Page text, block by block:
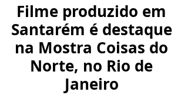
Filme produzido em
Santarém é destaque
na Mostra Coisas do
Norte, no Rio de
Janeiro